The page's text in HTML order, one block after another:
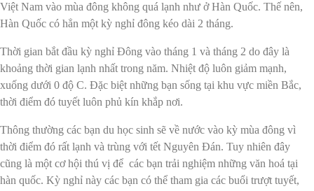
Việt Nam vào mùa đông không quá lạnh như ở Hàn Quốc. Thế nên,
Hàn Quốc có hẳn một kỳ nghỉ đông kéo dài 2 tháng.
Thời gian bắt đầu kỳ nghỉ Đông vào tháng 1 và tháng 2 do đây là
khoảng thời gian lạnh nhất trong năm. Nhiệt độ luôn giảm mạnh,
xuống dưới 0 độ C. Đặc biệt những bạn sống tại khu vực miền Bắc,
thời điểm đó tuyết luôn phủ kín khắp nơi.
Thông thường các bạn du học sinh sẽ về nước vào kỳ mùa đông vì
thời điểm đó rất lạnh và trùng với tết Nguyên Đán. Tuy nhiên đây
cũng là một cơ hội thú vị để các bạn trải nghiệm những văn hoá tại
hàn quốc. Kỳ nghỉ này các bạn có thể tham gia các buổi trượt tuyết,